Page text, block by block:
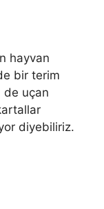
hayvan
bir terim
de uçan
diyebiliriz.